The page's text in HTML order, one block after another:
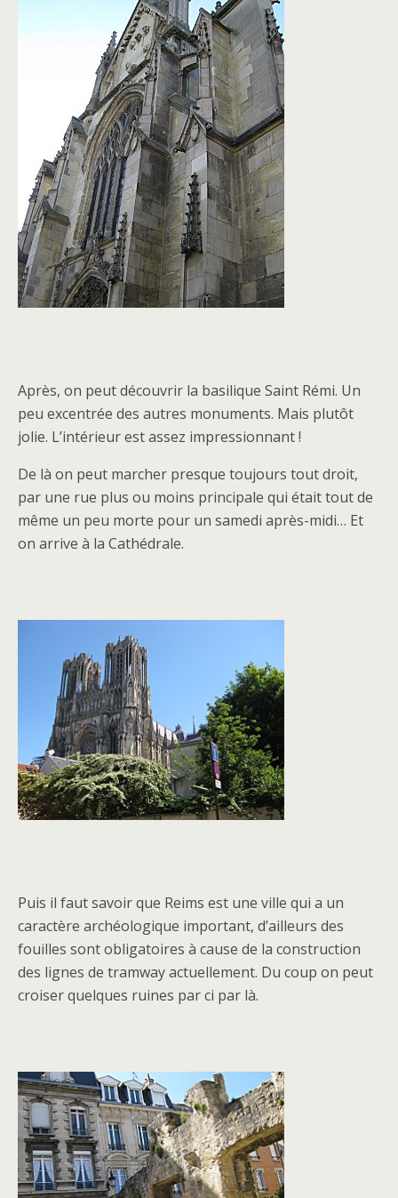
Après, on peut découvrir la basilique Saint Rémi. Un
peu excentrée des autres monuments. Mais plutôt
jolie. L’intérieur est assez impressionnant !
De là on peut marcher presque toujours tout droit,
par une rue plus ou moins principale qui était tout de
même un peu morte pour un samedi après-midi… Et
on arrive à la Cathédrale.
Puis il faut savoir que Reims est une ville qui a un
caractère archéologique important, d’ailleurs des
fouilles sont obligatoires à cause de la construction
des lignes de tramway actuellement. Du coup on peut
croiser quelques ruines par ci par là.